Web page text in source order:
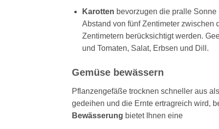
Karotten bevorzugen die pralle
Abstand von fünf Zentimeter zwischen
Zentimetern berücksichtigt werden.
und Tomaten, Salat, Erbsen und Dill.
Gemüse bewässern
Pflanzengefäße trocknen schneller aus
gedeihen und die Ernte ertragreich wird,
Bewässerung bietet Ihnen eine